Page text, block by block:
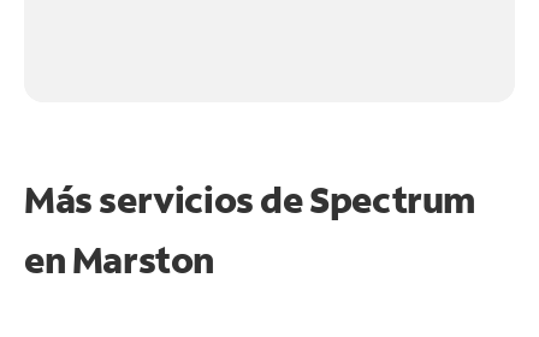
Más servicios de Spectrum
enMarston